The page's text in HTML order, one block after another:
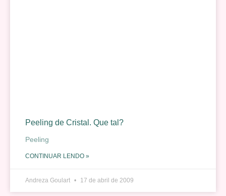
Peeling de Cristal. Que tal?
Peeling
CONTINUAR LENDO »
Andreza Goulart 17 de abril de 2009